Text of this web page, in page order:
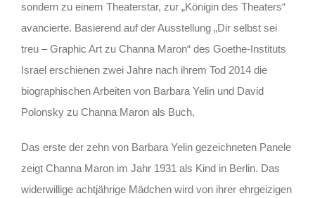
sondern zu einem Theaterstar, zur „Königin des Theaters“
avancierte. Basierend auf der Ausstellung „Dir selbst sei
treu – Graphic Art zu Channa Maron“ des Goethe-Instituts
Israel erschienen zwei Jahre nach ihrem Tod 2014 die
biographischen Arbeiten von Barbara Yelin und David
Polonsky zu Channa Maron als Buch.
Das erste der zehn von Barbara Yelin gezeichneten Panele
zeigt Channa Maron im Jahr 1931 als Kind in Berlin. Das
widerwillige achtjährige Mädchen wird von ihrer ehrgeizigen